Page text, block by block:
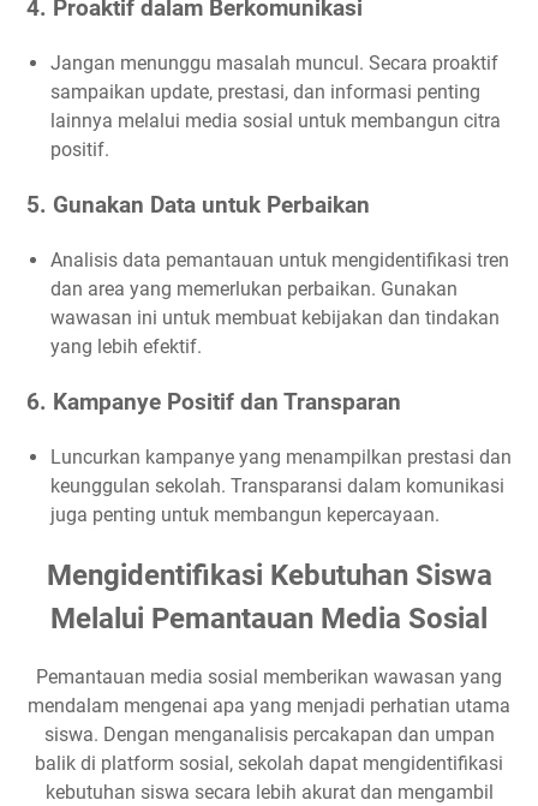
4. Proaktif dalam Berkomunikasi
Jangan menunggu masalah muncul. Secara proaktif
sampaikan update, prestasi, dan informasi penting
lainnya melalui media sosial untuk membangun citra
positif.
5. Gunakan Data untuk Perbaikan
Analisis data pemantauan untuk mengidentifikasi tren
dan area yang memerlukan perbaikan. Gunakan
wawasan ini untuk membuat kebijakan dan tindakan
yang lebih efektif.
6. Kampanye Positif dan Transparan
Luncurkan kampanye yang menampilkan prestasi dan
keunggulan sekolah. Transparansi dalam komunikasi
juga penting untuk membangun kepercayaan.
Mengidentifikasi Kebutuhan Siswa
Melalui Pemantauan Media Sosial
Pemantauan media sosial memberikan wawasan yang
mendalam mengenai apa yang menjadi perhatian utama
siswa. Dengan menganalisis percakapan dan umpan
balik di platform sosial, sekolah dapat mengidentifikasi
kebutuhan siswa secara lebih akurat dan mengambil